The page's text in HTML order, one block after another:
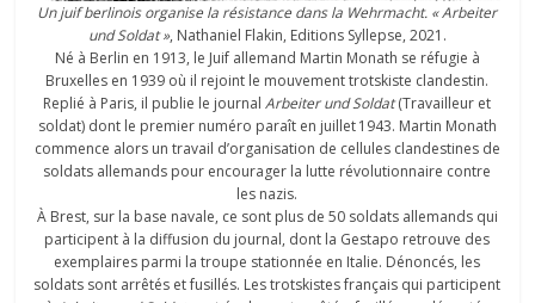
Un juif berlinois organise la résistance dans la Wehrmacht. « Arbeiter
und Soldat », Nathaniel Flakin, Editions Syllepse, 2021.
Né à Berlin en 1913, le Juif allemand Martin Monath se réfugie à
Bruxelles en 1939 où il rejoint le mouvement trotskiste clandestin.
Replié à Paris, il publie le journalArbeiter und Soldat(Travailleur et
soldat) dont le premier numéro paraît en juillet 1943. Martin Monath
commence alors un travail d’organisation de cellules clandestines de
soldats allemands pour encourager la lutte révolutionnaire contre
les nazis.
À Brest, sur la base navale, ce sont plus de 50 soldats allemands qui
participent à la diffusion du journal, dont la Gestapo retrouve des
exemplaires parmi la troupe stationnée en Italie. Dénoncés, les
soldats sont arrêtés et fusillés. Les trotskistes français qui participent